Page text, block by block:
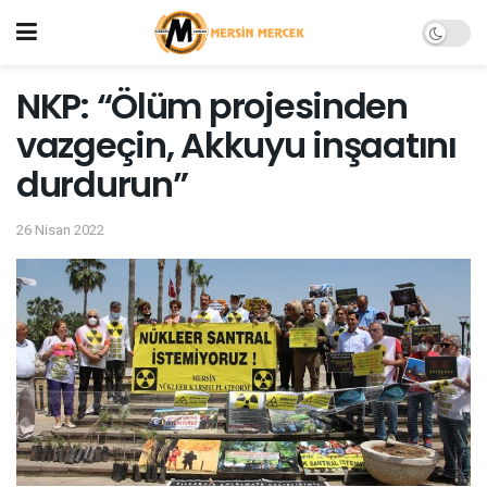
NKP: “Ölüm projesinden
vazgeçin, Akkuyu inşaatını
durdurun”
26 Nisan 2022